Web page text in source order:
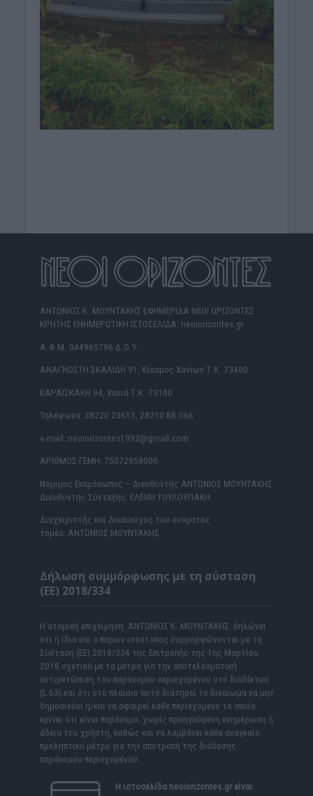
ΑΝΤΩΝΙΟΣ Κ. ΜΟΥΝΤΑΚΗΣ ΕΦΗΜΕΡΙΔΑ ΝΕΟΙ ΟΡΙΖΟΝΤΕΣ
ΚΡΗΤΗΣ ΕΝΗΜΕΡΩΤΙΚΗ ΙΣΤΟΣΕΛΙΔΑ: neoiorizontes.gr
Α.Φ.Μ. 044965796 Δ.Ο.Υ.
ΑΝΑΓΝΩΣΤΗ ΣΚΑΛΙΔΗ 91, Κίσαμος Χανίων Τ.Κ. 73400
ΚΑΡΑΪΣΚΑΚΗ 94, Χανιά Τ.Κ. 73100
Τηλέφωνα: 28220 23615, 28210 88.066
e-mail: neoiorizontes1992@gmail.com
ΑΡΙΘΜΟΣ ΓΕΜΗ: 75072958000
Νόμιμος Εκπρόσωπος – Διευθυντής ΑΝΤΩΝΙΟΣ ΜΟΥΝΤΑΚΗΣ
Διευθυντής Σύνταξης: ΕΛΕΝΗ ΤΟΥΛΟΥΠΑΚΗ
Διαχειριστής και Δικαιούχος του ονόματος
τομέα: ΑΝΤΩΝΙΟΣ ΜΟΥΝΤΑΚΗΣ
Δήλωση συμμόρφωσης με τη σύσταση
(ΕΕ) 2018/334
Η ατομική επιχείρηση ΑΝΤΩΝΙΟΣ Κ. ΜΟΥΝΤΑΚΗΣ δηλώνει
ότι η ίδια και ο παρών ιστότοπος συμμορφώνονται με τη
Σύσταση (ΕΕ) 2018/334 της Επιτροπής της 1ης Μαρτίου
2018 σχετικά με τα μέτρα για την αποτελεσματική
αντιμετώπιση του παράνομου περιεχομένου στο διαδίκτυο
(L 63) και ότι στο πλαίσιο αυτό διατηρεί το δικαίωμα να μην
δημοσιεύει ή/και να αφαιρεί κάθε περιεχόμενο το οποίο
κρίνει ότι είναι παράνομο, χωρίς προηγούμενη ενημέρωση ή
άδεια του χρήστη, καθώς και να λαμβάνει κάθε αναγκαίο
προληπτικό μέτρο για την αποτροπή της διάδοσης
παράνομου περιεχομένου.
Η ιστοσελίδα neoiorizontes.grείναι